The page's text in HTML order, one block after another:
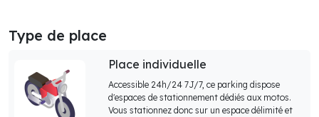
Type de place
Place individuelle
Accessible 24h/24 7J/7, ce parking dispose
d'espaces de stationnement dédiés aux motos.
Vous stationnez donc sur un espace délimité et